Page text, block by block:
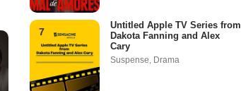
7
Untitled Apple TV Series from
Dakota Fanning and Alex
Cary
Suspense Drama